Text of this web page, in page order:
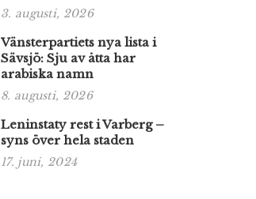
3. augusti, 2026
Vänsterpartiets nya lista i
Sävsjö: Sju av åtta har
arabiska namn
8. augusti, 2026
Leninstaty rest i Varberg –
syns över hela staden
17. juni, 2024